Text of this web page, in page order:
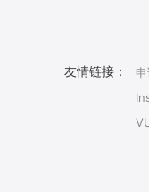
友情链接：